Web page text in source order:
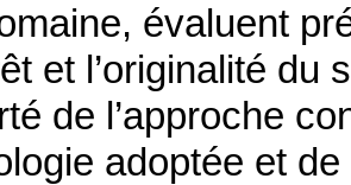
évaluent
et l’originalité du
de l’approche
adoptée et